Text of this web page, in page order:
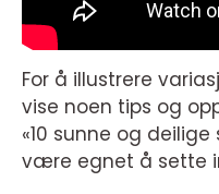
For å illustrere
vise noen tips og
«10 sunne og
være egnet å sette